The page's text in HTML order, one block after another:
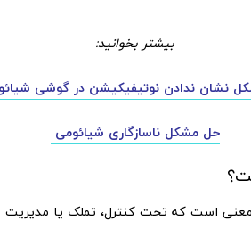
بیشتر بخوانید:
نشان ندادن نوتیفیکیشن در گوشی
حل مشکل ناسازگاری شیائومی
معنی است که تحت کنترل، تملک یا